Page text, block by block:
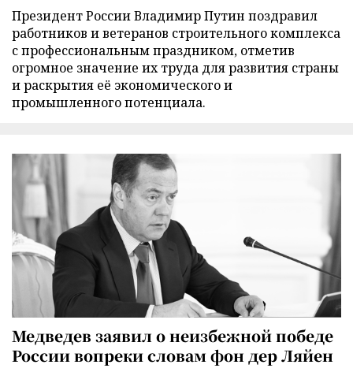
Президент России Владимир Путин поздравил
работников и ветеранов строительного комплекса
с профессиональным праздником, отметив
огромное значение их труда для развития страны
и раскрытия её экономического и
промышленного потенциала.
Медведев заявил о неизбежной победе
России вопреки словам фон дер Ляйен